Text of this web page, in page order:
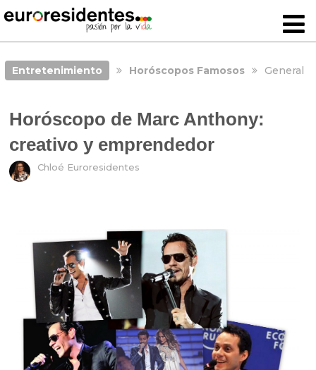
Entretenimiento Horóscopos Famosos General
Horóscopo de Marc Anthony:
creativo y emprendedor
Chloé Euroresidentes